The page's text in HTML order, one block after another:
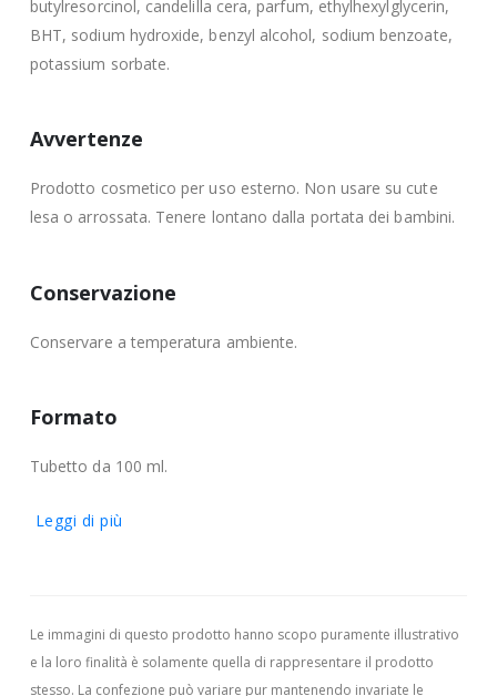
butylresorcinol, candelilla cera, parfum, ethylhexylglycerin,
BHT, sodium hydroxide, benzyl alcohol, sodium benzoate,
potassium sorbate.
Avvertenze
Prodotto cosmetico per uso esterno. Non usare su cute
lesa o arrossata. Tenere lontano dalla portata dei bambini.
Conservazione
Conservare a temperatura ambiente.
Formato
Tubetto da 100 ml.
Leggi di più
Le immagini di questo prodotto hanno scopo puramente illustrativo
e la loro finalità è solamente quella di rappresentare il prodotto
stesso. La confezione può variare pur mantenendo invariate le